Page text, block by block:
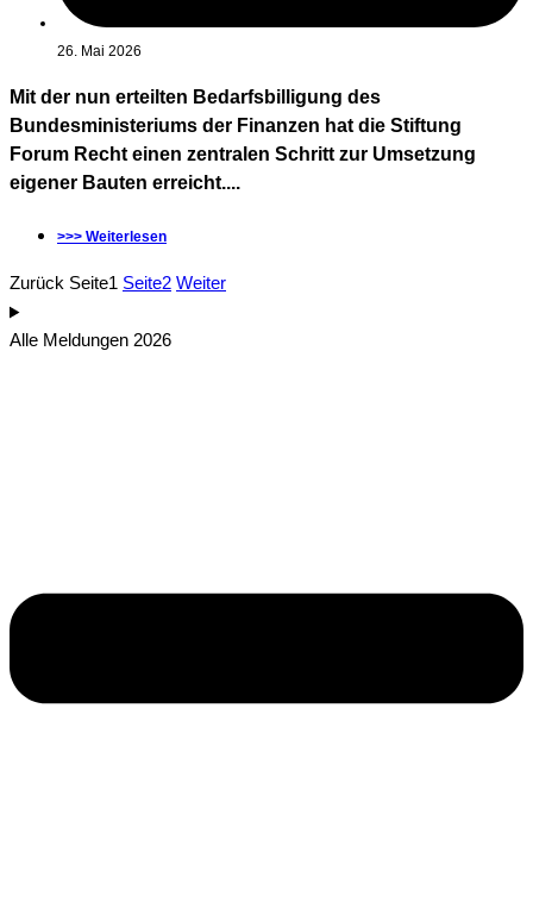
26. Mai 2026
Mit der nun erteilten Bedarfsbilligung des
Bundesministeriums der Finanzen hat die Stiftung
Forum Recht einen zentralen Schritt zur Umsetzung
eigener Bauten erreicht....
>>> Weiterlesen
Zurück Seite1 Seite2 Weiter
Alle Meldungen 2026